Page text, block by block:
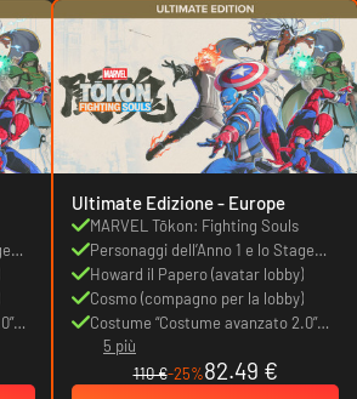
Ultimate Edizione - Europe
MARVEL Tōkon: Fighting Souls
Personaggi dell’Anno 1 e lo Stage
Pass
Howard il Papero (avatar lobby)
Cosmo (compagno per la lobby)
Costume “Costume avanzato 2.0”
per Spider-Man
5 più
110 €-25%82.49 €